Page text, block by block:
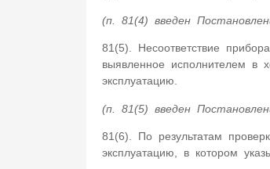
(п. 81(4) введен
81(5). Несоответствие
выявленное исполнителем в
эксплуатацию.
(п. 81(5) введен
81(6). По результатам
эксплуатацию, в котором